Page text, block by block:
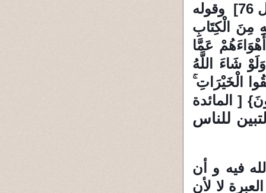
عَلَىٰ بَنِي إِسْرَائِيلَ أَكْثَرَ الَّذِي هُمْ فِيهِ يَخْتَلِفُونَ } [النمل 76] وقوله
مِنَ الْكِتَابِ
عَمَّا
شَاءَ اللَّهُ
الْخَيْرَاتِ
[ المائدة
للناس
فيه و أن
لا لأن